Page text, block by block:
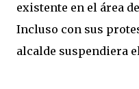
existente en el área
Incluso con sus
alcalde suspendiera